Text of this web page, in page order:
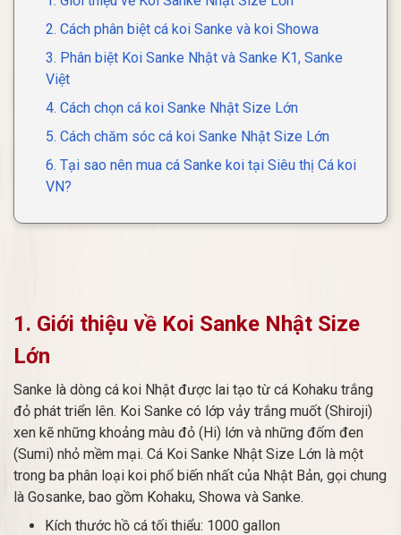
2. Cách phân biệt cá koi Sanke và koi Showa
3. Phân biệt Koi Sanke Nhật và Sanke K1, Sanke
Việt
4. Cách chọn cá koi Sanke Nhật Size Lớn
5. Cách chăm sóc cá koi Sanke Nhật Size Lớn
6. Tại sao nên mua cá Sanke koi tại Siêu thị Cá koi
VN?
1. Giới thiệu về Koi Sanke Nhật Size
Lớn
Sanke là dòng cá koi Nhật được lai tạo từ cá Kohaku trắng
đỏ phát triển lên. Koi Sanke có lớp vảy trắng muốt (Shiroji)
xen kẽ những khoảng màu đỏ (Hi) lớn và những đốm đen
(Sumi) nhỏ mềm mại. Cá Koi Sanke Nhật Size Lớn là một
trong ba phân loại koi phổ biến nhất của Nhật Bản, gọi chung
là Gosanke, bao gồm Kohaku, Showa và Sanke.
Kích thước hồ cá tối thiểu: 1000 gallon